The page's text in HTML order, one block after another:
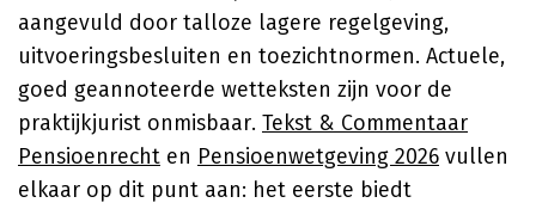
aangevuld door talloze lagere regelgeving,
uitvoeringsbesluiten en toezichtnormen. Actuele,
goed geannoteerde wetteksten zijn voor de
praktijkjurist onmisbaar. Tekst & Commentaar
Pensioenrecht en Pensioenwetgeving 2026 vullen
elkaar op dit punt aan: het eerste biedt